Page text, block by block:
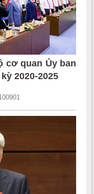
cơ quan Ủy ban
2020-2025